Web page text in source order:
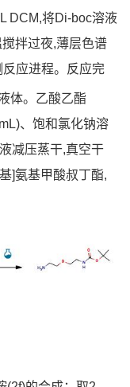
DCM,将Di-boc溶液
拌过夜,薄层色谱
反应进程。反应完
体。乙酸乙酯
、饱和氯化钠溶
减压蒸干,真空干
]氨基甲酸叔丁酯,